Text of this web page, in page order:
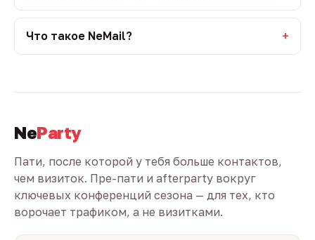
Что такое NeMail?
NeParty
Пати, после которой у тебя больше контактов,
чем визиток. Пре-пати и afterparty вокруг
ключевых конференций сезона — для тех, кто
ворочает трафиком, а не визитками.